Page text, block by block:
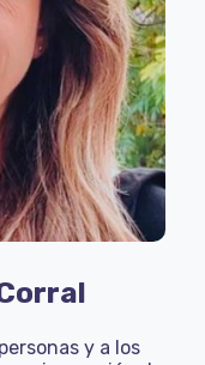
y a los